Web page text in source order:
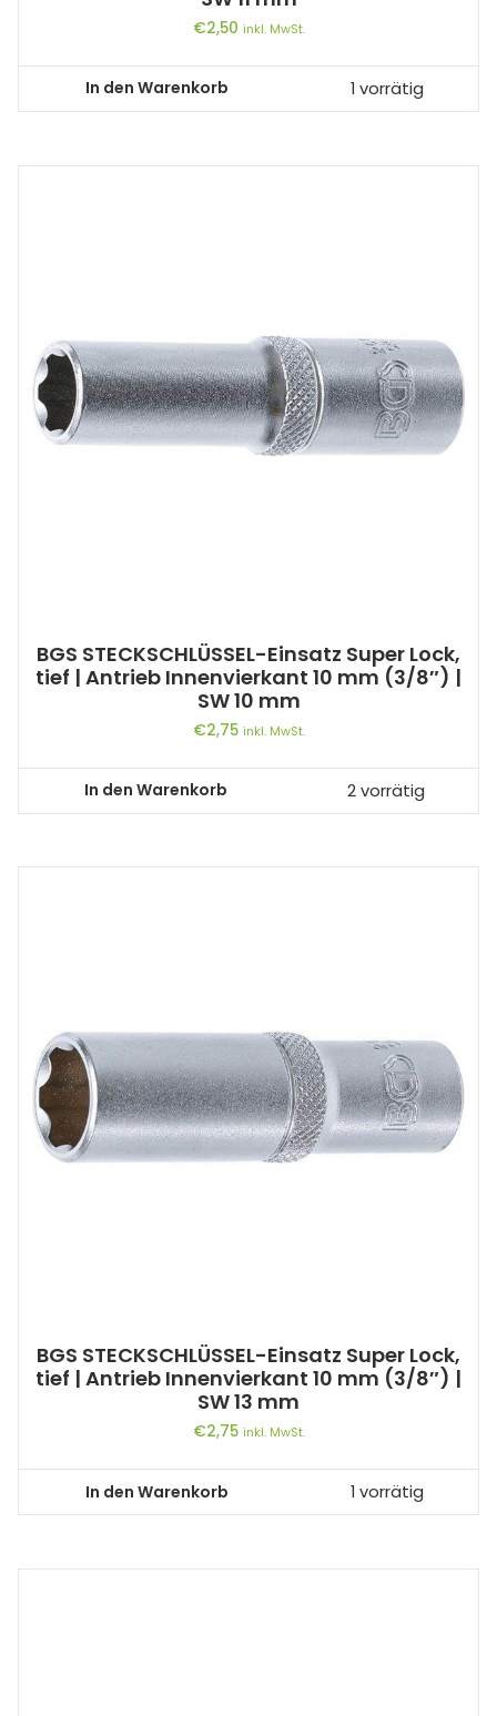
€2,50 inkl. MwSt.
In den Warenkorb 1 vorrätig
BGS STECKSCHLÜSSEL-Einsatz Super Lock,
tief | Antrieb Innenvierkant 10 mm (3/8″) |
SW 10 mm
€2,75 inkl. MwSt.
In den Warenkorb 2 vorrätig
BGS STECKSCHLÜSSEL-Einsatz Super Lock,
tief | Antrieb Innenvierkant 10 mm (3/8″) |
SW 13 mm
€2,75 inkl. MwSt.
In den Warenkorb 1 vorrätig